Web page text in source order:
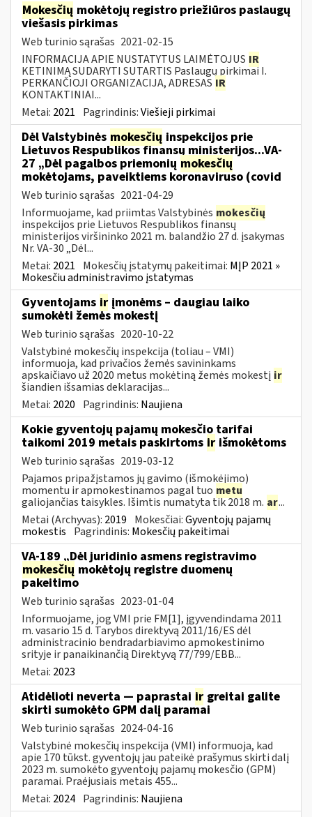
Mokesčių mokėtojų registro priežiūros paslaugų
viešasis pirkimas
Web turinio sąrašas 2021-02-15
INFORMACIJA APIE NUSTATYTUS LAIMĖTOJUS IR
KETINIMĄ SUDARYTI SUTARTIS Paslaugų pirkimai I.
PERKANČIOJI ORGANIZACIJA, ADRESAS IR
KONTAKTINIAI...
Metai: 2021 Pagrindinis:Viešieji pirkimai
Dėl Valstybinės mokesčių inspekcijos prie
Lietuvos Respublikos finansų ministerijos...VA-
27 „Dėl pagalbos priemonių mokesčių
mokėtojams, paveiktiems koronaviruso (covid
Web turinio sąrašas 2021-04-29
Informuojame, kad priimtas Valstybinės mokesčių
inspekcijos prie Lietuvos Respublikos finansų
ministerijos viršininko 2021 m. balandžio 27 d. įsakymas
Nr. VA-30 „Dėl...
Metai: 2021 Mokesčių įstatymų pakeitimai: MĮP 2021 »
Mokesčiu administravimo įstatymas
Gyventojams ir įmonėms – daugiau laiko
sumokėti žemės mokestį
Web turinio sąrašas 2020-10-22
Valstybinė mokesčių inspekcija (toliau – VMI)
informuoja, kad privačios žemės savininkams
apskaičiavo už 2020 metus mokėtiną žemės mokestį ir
šiandien išsamias deklaracijas...
Metai: 2020 Pagrindinis: Naujiena
Kokie gyventojų pajamų mokesčio tarifai
taikomi 2019 metais paskirtoms ir išmokėtoms
Web turinio sąrašas 2019-03-12
Pajamos pripažįstamos jų gavimo (išmokėjimo)
momentu ir apmokestinamos pagal tuo metu
galiojančias taisykles. Išimtis numatyta tik 2018 m. ar...
Metai (Archyvas): 2019 Mokesčiai:Gyventojų pajamų
mokestis Pagrindinis: Mokesčių pakeitimai
VA-189 „Dėl juridinio asmens registravimo
mokesčių mokėtojų registre duomenų
pakeitimo
Web turinio sąrašas 2023-01-04
Informuojame, jog VMI prie FM[1], įgyvendindama 2011
m. vasario 15 d. Tarybos direktyvą 2011/16/ES dėl
administracinio bendradarbiavimo apmokestinimo
srityje ir panaikinančią Direktyvą 77/799/EBB...
Metai: 2023
Atidėlioti neverta — paprastai ir greitai galite
skirti sumokėto GPM dalį paramai
Web turinio sąrašas 2024-04-16
Valstybinė mokesčių inspekcija (VMI) informuoja, kad
apie 170 tūkst. gyventojų jau pateikė prašymus skirti dalį
2023 m. sumokėto gyventojų pajamų mokesčio (GPM)
paramai. Praėjusiais metais 455...
Metai: 2024 Pagrindinis: Naujiena